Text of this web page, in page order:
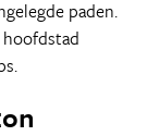
paden.